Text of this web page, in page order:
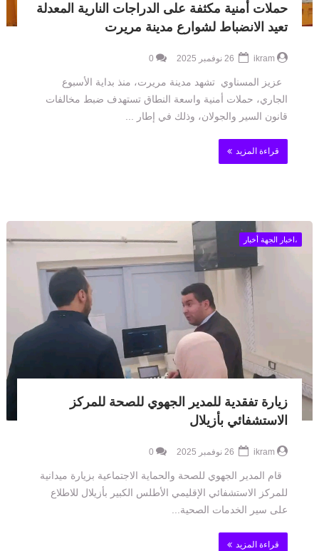
حملات أمنية مكثفة على الدراجات النارية المعدلة
تعيد الانضباط لشوارع مدينة مريرت
ikram
0
عزيز المسناوي تشهد مدينة مريرت، منذ بداية الأسبوع
الجاري، حملات أمنية واسعة النطاق تستهدف ضبط مخالفات
قانون السير والجولان، وذلك في إطار ...
قراءة المزيد
،اخبار الجهة أخبار
زيارة تفقدية للمدير الجهوي للصحة للمركز
الاستشفائي بأزيلال
ikram
0
قام المدير الجهوي للصحة والحماية الاجتماعية بزيارة ميدانية
للمركز الاستشفائي الإقليمي الأطلس الكبير بأزيلال للاطلاع
على سير الخدمات الصحية...
قراءة المزيد